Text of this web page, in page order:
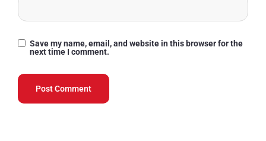
Save my name, email, and website in this browser for the
next time I comment.